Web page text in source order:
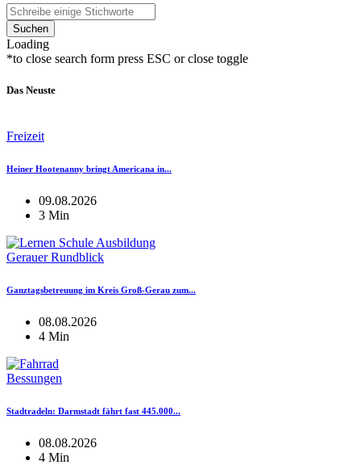
Suchen
Loading
*to close search form press ESC or close toggle
Das Neuste
Freizeit
Heiner Hootenanny bringt Americana in...
09.08.2026
3 Min
Gerauer Rundblick
Ganztagsbetreuung im Kreis Groß-Gerau zum...
08.08.2026
4 Min
Bessungen
Stadtradeln: Darmstadt fährt fast 445.000...
08.08.2026
4 Min